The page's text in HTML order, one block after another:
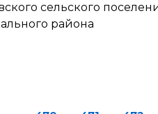
сельского
района